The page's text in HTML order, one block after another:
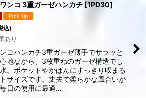
ンコ 3重ガーゼハンカチ [1PD30]
込)
あり
コハンカチ3重ガーゼ薄手でサラッと
地ながら、3枚重ねのガーゼ構造でし
。ポケットやかばんにすっきり収まる
サイズです。丈夫で柔らかな風合いが
日の使用に最適…